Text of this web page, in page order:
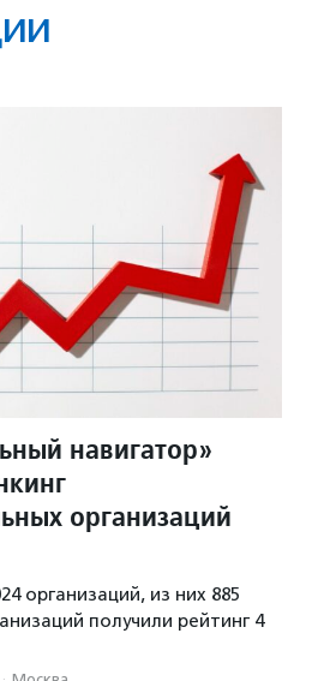
навигатор»
организаций
организаций, из них 885
получили рейтинг 4